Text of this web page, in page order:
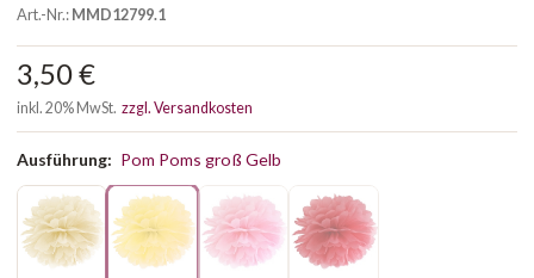
Art.-Nr.:MMD12799.1
3,50 €
inkl. 20% MwSt. zzgl. Versandkosten
Ausführung: Pom Poms groß Gelb